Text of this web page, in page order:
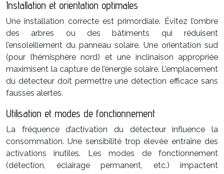
Installation et orientation optimales
Une installation correcte est primordiale. Évitez l’ombre
des arbres ou des bâtiments qui réduisent
l’ensoleillement du panneau solaire. Une orientation sud
(pour l’hémisphère nord) et une inclinaison appropriée
maximisent la capture de l’énergie solaire. L’emplacement
du détecteur doit permettre une détection efficace sans
fausses alertes.
Utilisation et modes de fonctionnement
La fréquence d’activation du détecteur influence la
consommation. Une sensibilité trop élevée entraîne des
activations inutiles. Les modes de fonctionnement
(détection, éclairage permanent, etc.) impactent